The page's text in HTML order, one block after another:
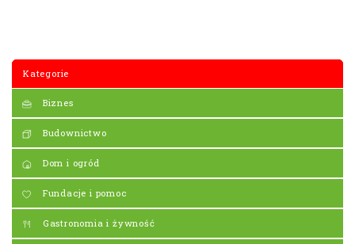
Kategorie
Biznes
Budownictwo
Dom i ogród
Fundacje i pomoc
Gastronomia i żywność